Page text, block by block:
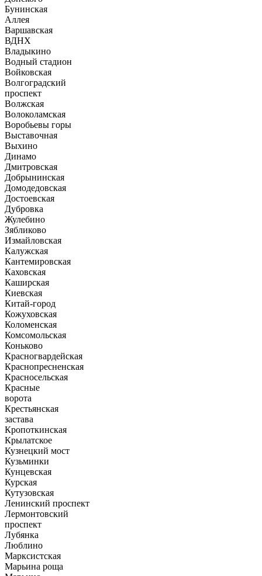
Бунинская
Аллея
Варшавская
ВДНХ
Владыкино
Водный стадион
Войковская
Волгоградский
проспект
Волжская
Волоколамская
Воробьевы горы
Выставочная
Выхино
Динамо
Дмитровская
Добрынинская
Домодедовская
Достоевская
Дубровка
Жулебино
Зябликово
Измайловская
Калужская
Кантемировская
Каховская
Каширская
Киевская
Китай-город
Кожуховская
Коломенская
Комсомольская
Коньково
Красногвардейская
Краснопресненская
Красносельская
Красные
ворота
Крестьянская
застава
Кропоткинская
Крылатское
Кузнецкий мост
Кузьминки
Кунцевская
Курская
Кутузовская
Ленинский проспект
Лермонтовский
проспект
Лубянка
Люблино
Марксистская
Марьина роща